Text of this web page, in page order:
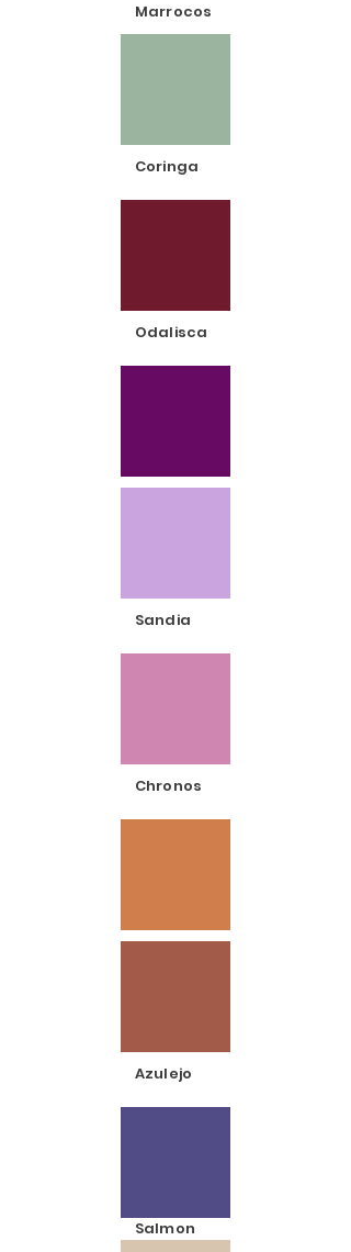
Marrocos
Coringa
Odalisca
Sandia
Chronos
Azulejo
Salmon